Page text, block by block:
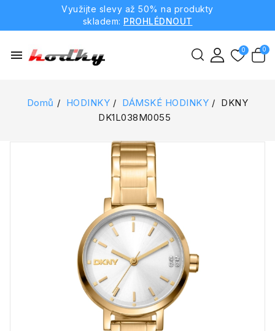
Využijte slevy až 50% na produkty
skladem: PROHLÉDNOUT
menu
Domů HODINKY DÁMSKÉ HODINKY
DKNY
DK1L038M0055